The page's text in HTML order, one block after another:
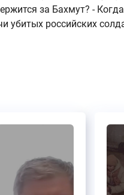
за Бахмут? -
российских